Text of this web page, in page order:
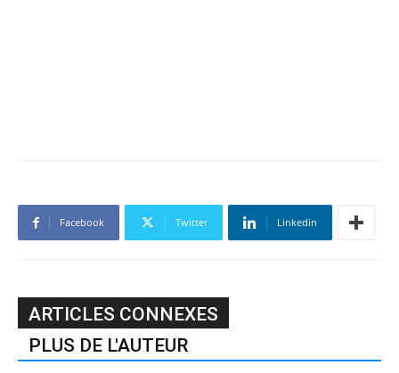
Facebook Twitter Linkedin
ARTICLES CONNEXES
PLUS DE L'AUTEUR